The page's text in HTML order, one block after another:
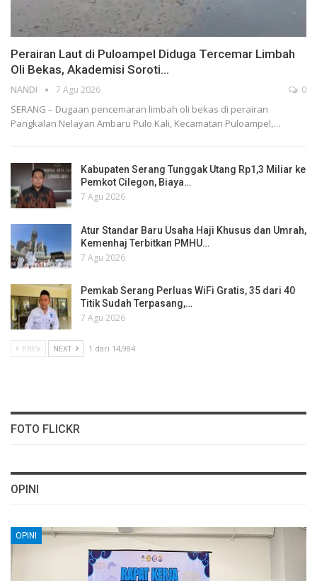
Perairan Laut di Puloampel Diduga Tercemar Limbah
Oli Bekas, Akademisi Soroti…
NANDI 7 Agu 2026 0
SERANG – Dugaan pencemaran limbah oli bekas di perairan
Pangkalan Nelayan Ambaru Pulo Kali, Kecamatan Puloampel,…
Kabupaten Serang Tunggak Utang Rp1,3 Miliar ke
Pemkot Cilegon, Biaya…
7 Agu 2026
Atur Standar Baru Usaha Haji Khusus dan Umrah,
Kemenhaj Terbitkan PMHU…
7 Agu 2026
Pemkab Serang Perluas WiFi Gratis, 35 dari 40
Titik Sudah Terpasang,…
7 Agu 2026
PREV NEXT 1 dari 14,984
FOTO FLICKR
OPINI
OPINI